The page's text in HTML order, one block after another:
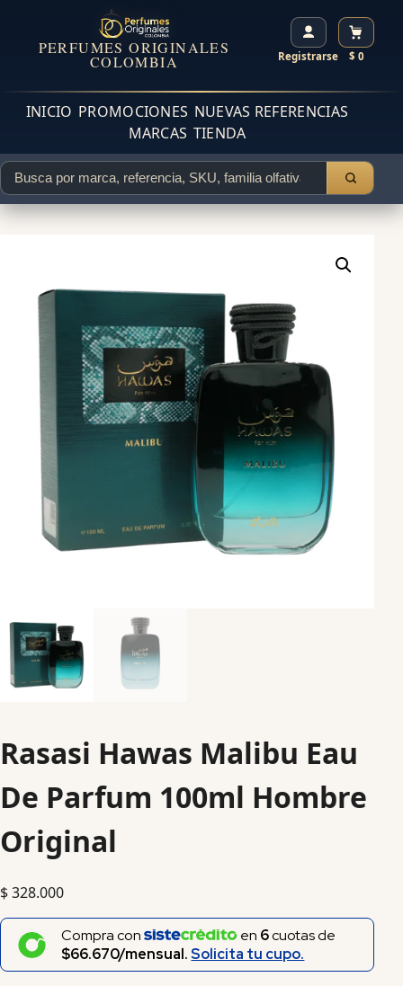
PERFUMES ORIGINALES
COLOMBIA Registrarse $ 0
INICIO PROMOCIONES NUEVAS REFERENCIAS
MARCAS TIENDA
Rasasi Hawas Malibu Eau
De Parfum 100ml Hombre
Original
$328.000
Compra con en 6cuotas de
$66.670/mensual.Solicita tu cupo.